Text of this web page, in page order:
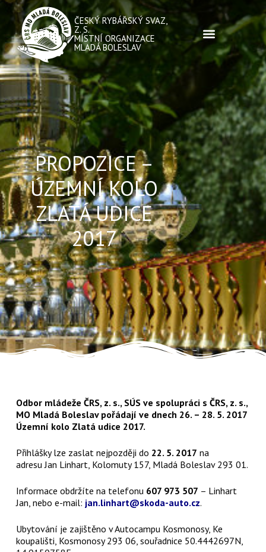
ČESKÝ RYBÁŘSKÝ SVAZ,
Z. S.
MÍSTNÍ ORGANIZACE
MLADÁ BOLESLAV
PROPOZICE –
ÚZEMNÍ KOLO
ZLATÁ UDICE
2017
Odbor mládeže ČRS, z. s., SÚS ve spolupráci s ČRS, z. s.,
MO Mladá Boleslav pořádají ve dnech 26. – 28. 5. 2017
Územní kolo Zlatá udice 2017.
Přihlášky lze zaslat nejpozději do 22. 5. 2017 na
adresu Jan Linhart, Kolomuty 157, Mladá Boleslav 293 01.
Informace obdržíte na telefonu 607 973 507 – Linhart
Jan, nebo e-mail: jan.linhart@skoda-auto.cz.
Ubytování je zajištěno v Autocampu Kosmonosy, Ke
koupališti, Kosmonosy 293 06, souřadnice 50.4442697N,